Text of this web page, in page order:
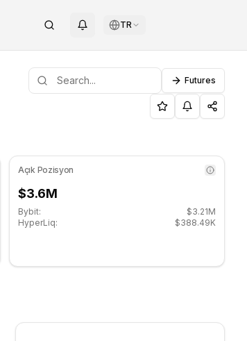
TR
destek seviyesi: $3.3217, Direnç
Futures
- COINOTAG
Açık Pozisyon
$3.6M
Bybit:
$3.21M
HyperLiq:
$388.49K